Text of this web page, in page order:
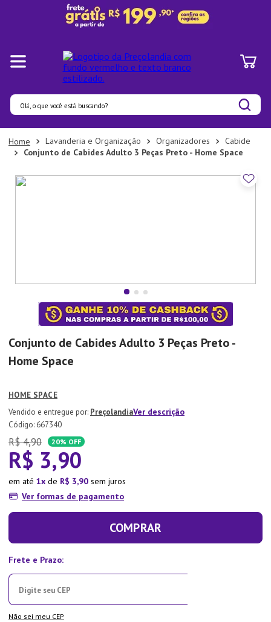
Olá, o que você está buscando?
Lavanderia e Organização Organizadores
Cabide
Conjunto de Cabides Adulto 3 Peças Preto - Home Space
Conjunto de Cabides Adulto 3 Peças Preto -
Home Space
HOME SPACE
PreçolandiaVer descrição
: 667340
R$ 4,90 20% OFF
R$ 3,90
em até 1 de R$ 3,90 sem juros
Ver formas de pagamento
COMPRAR
Não sei meu CEP
Termos mais buscados
1º
Pratos
2º
Panelas
7º
Xicara
Tapete
Aparelho Jantar
10º Lixeira